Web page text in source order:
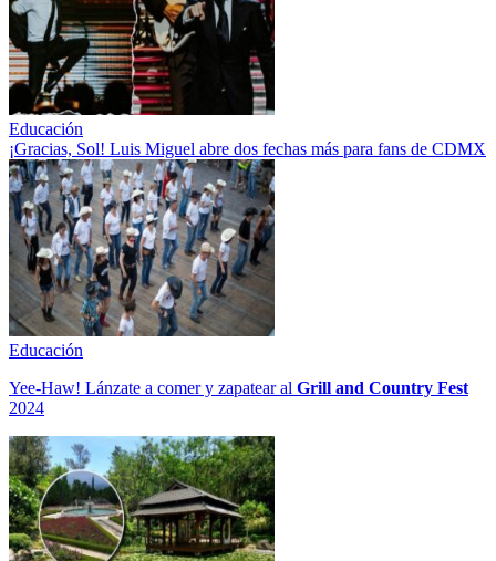
Educación
¡Gracias, Sol! Luis Miguel abre dos fechas más para fans de CDMX
Educación
Yee-Haw! Lánzate a comer y zapatear al Grill and Country Fest
2024